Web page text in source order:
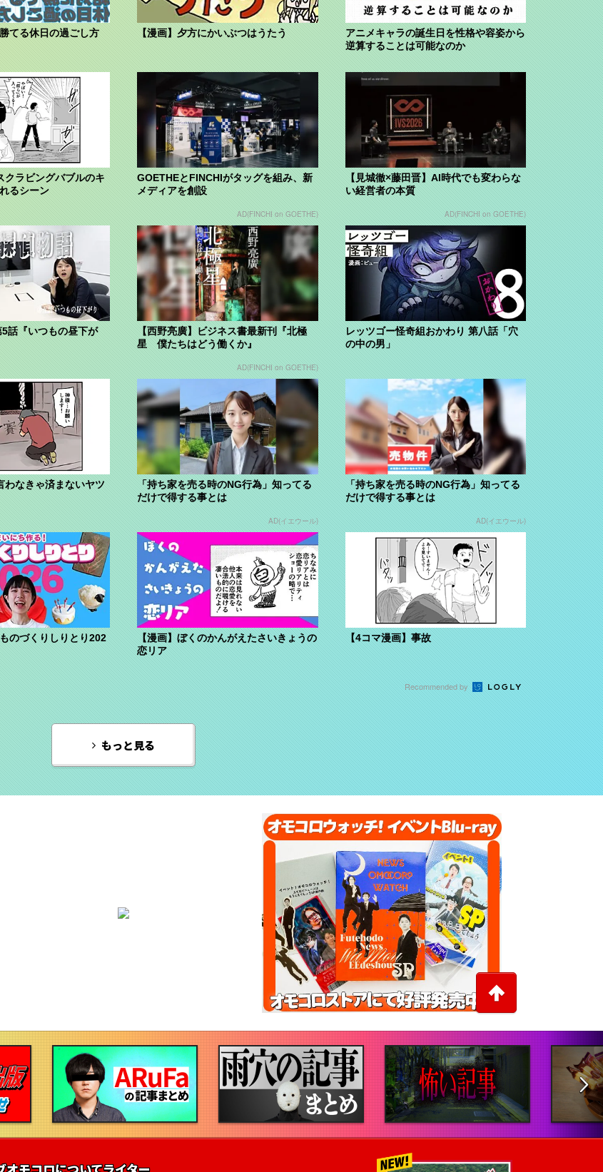
てる休日の過ごし方 【漫画】夕方にかいぶつはうたう
アニメキャラの誕生日を性格や容姿から
逆算することは可能なのか
クラビングバブルのキ
るシーン
GOETHEとFINCHIがタッグを組み、新
メディアを創設
AD(FINCHI on GOETHE)
【見城徹×藤田晋】AI時代でも変わらな
い経営者の本質
AD(FINCHI on GOETHE)
話『いつもの昼下が
【西野亮廣】ビジネス書最新刊『北極
星 僕たちはどう働くか』
AD(FINCHI on GOETHE)
レッツゴー怪奇組おかわり 第八話「穴
の中の男」
わなきゃ済まないヤツ
「持ち家を売る時のNG行為」知ってる
だけで得する事とは
AD(イエウール)
「持ち家を売る時のNG行為」知ってる
だけで得する事とは
AD(イエウール)
のづくりしりとり202
【漫画】ぼくのかんがえたさいきょうの
恋リア
【4コマ漫画】事故
Recommended by
もっと見る